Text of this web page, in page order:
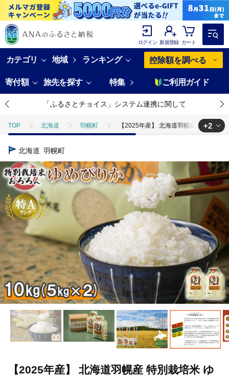
ログイン 新規登録 カート
カテゴリ 地域 ランキング 控除額を調べる
寄付額 旅先を探す 特集 ご利用ガイド
「ふるさとチョイス」システム連携に関して
TOP 北海道 羽幌町 【2025年産】 北海道羽幌産 特別栽培
TOP
TOP 米・穀物 米 ゆめぴりか 【2025年産】 北海道
+2
北海道 羽幌町
【2025年産】 北海道羽幌産 特別栽培米 ゆ